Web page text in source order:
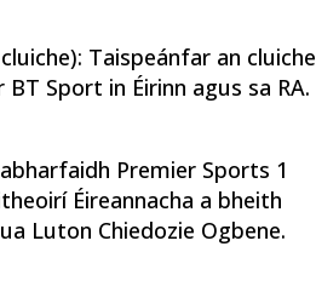
Taispeánfar an cluiche
Sport in Éirinn agus sa RA.
Premier Sports 1
Éireannacha a bheith
Luton Chiedozie Ogbene.